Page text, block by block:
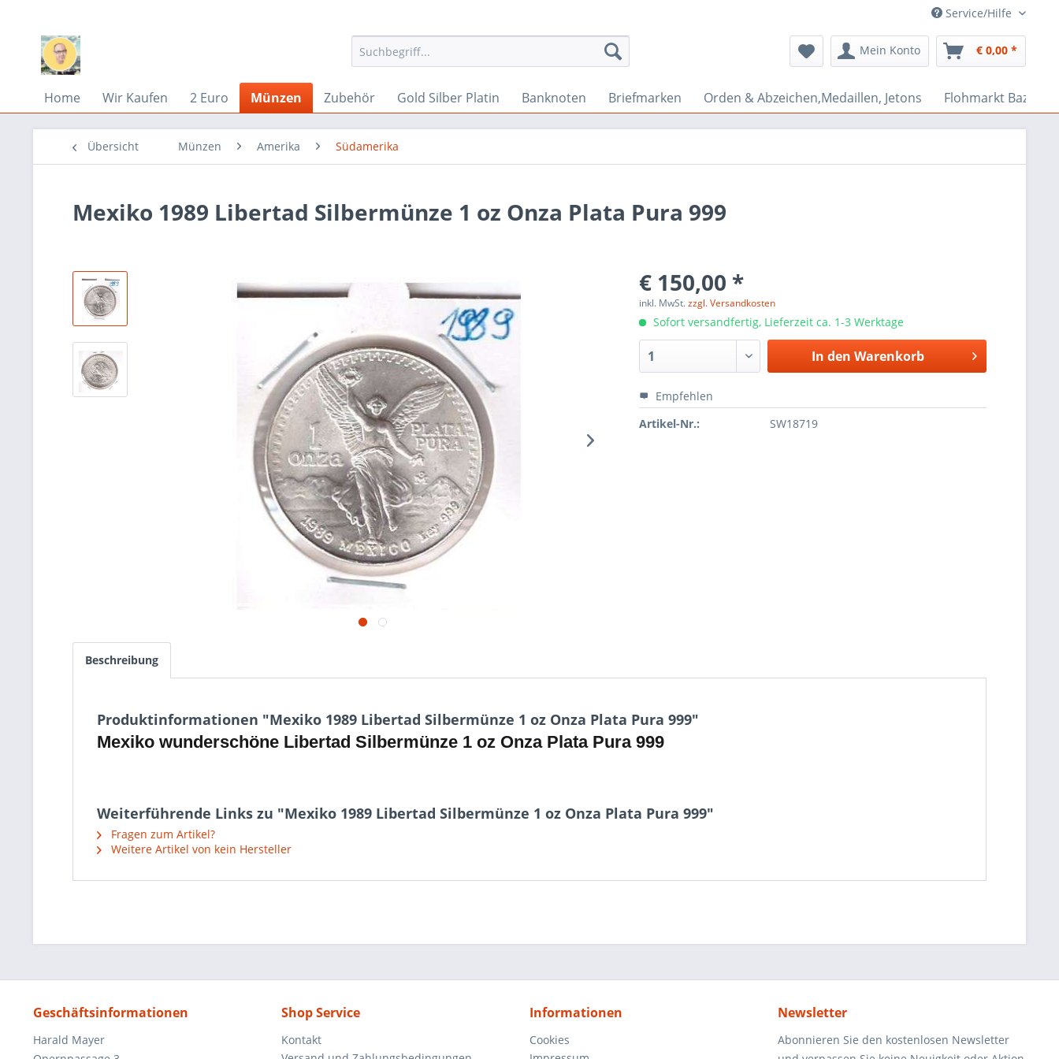
Service/Hilfe
Mein Konto € 0,00 *
Home Wir Kaufen 2 Euro Münzen Zubehör Gold Silber Platin Banknoten Briefmarken Orden & Abzeichen,Medaillen, Jetons Flohmarkt Bazar
Übersicht Münzen Amerika Südamerika
Mexiko 1989 Libertad Silbermünze 1 oz Onza Plata Pura 999
€ 150,00 *
inkl. MwSt.zzgl. Versandkosten
Sofort versandfertig, Lieferzeit ca. 1-3 Werktage
In den Warenkorb
Empfehlen
Artikel-Nr.:
SW18719
Beschreibung
Produktinformationen "Mexiko 1989 Libertad Silbermünze 1 oz Onza Plata Pura 999"
Mexiko wunderschöne Libertad Silbermünze 1 oz Onza Plata Pura 999
Weiterführende Links zu "Mexiko 1989 Libertad Silbermünze 1 oz Onza Plata Pura 999"
Fragen zum Artikel?
Weitere Artikel von kein Hersteller
Geschäftsinformationen
Harald Mayer
Shop Service
Kontakt
Informationen
Cookies
Newsletter
Abonnieren Sie den kostenlosen Newsletter